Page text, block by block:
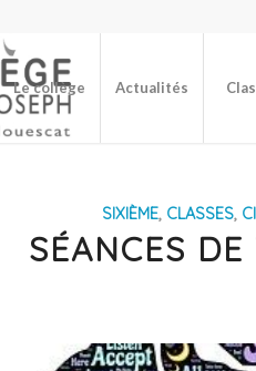
Le collège Actualités
SIXIÈME, CLASSES,
SÉANCES